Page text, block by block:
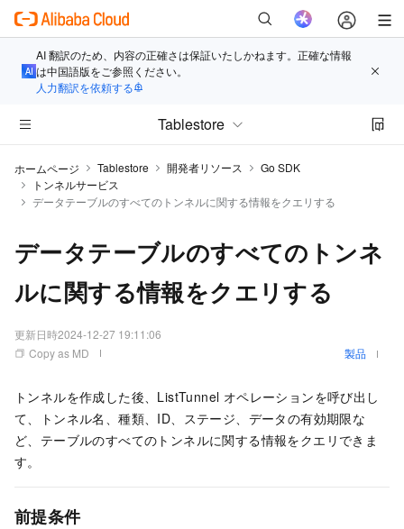
AI 翻訳のため、内容の正確さは保証いたしかねます。正確な情報
は中国語版をご参照ください。
人力翻訳を依頼する
Tablestore
ホームページ Tablestore 開発者リソース
Go SDK
トンネルサービス
データテーブルのすべてのトンネルに関する情報をクエリする
データテーブルのすべてのトンネ
ルに関する情報をクエリする
更新日時2024-12-27 19:11:06
Copy as MD
製品
トンネルを作成した後、ListTunnel オペレーションを呼び出し
て、トンネル名、種類、ID、ステージ、データの有効期限な
ど、テーブルのすべてのトンネルに関する情報をクエリできま
す。
前提条件